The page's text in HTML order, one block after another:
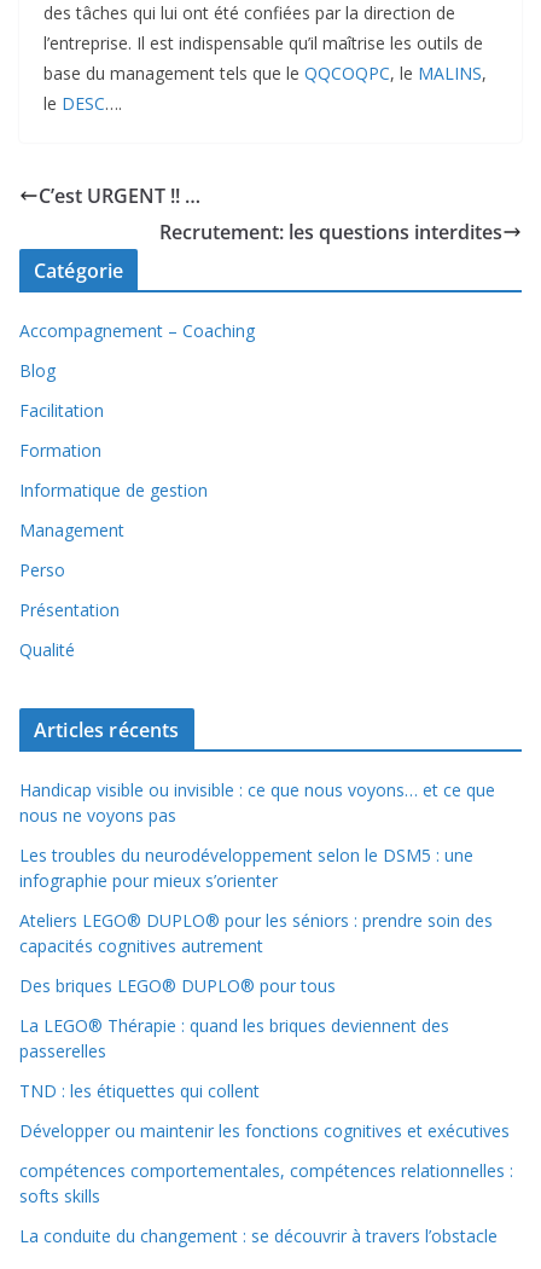
des tâches qui lui ont été confiées par la direction de
l’entreprise. Il est indispensable qu’il maîtrise les outils de
base du management tels que le QQCOQPC, le MALINS,
le DESC….
C’est URGENT !! …
Recrutement: les questions interdites
Catégorie
Accompagnement – Coaching
Blog
Facilitation
Formation
Informatique de gestion
Management
Perso
Présentation
Qualité
Articles récents
Handicap visible ou invisible : ce que nous voyons… et ce que
nous ne voyons pas
Les troubles du neurodéveloppement selon le DSM5 : une
infographie pour mieux s’orienter
Ateliers LEGO® DUPLO® pour les séniors : prendre soin des
capacités cognitives autrement
Des briques LEGO® DUPLO® pour tous
La LEGO® Thérapie : quand les briques deviennent des
passerelles
TND : les étiquettes qui collent
Développer ou maintenir les fonctions cognitives et exécutives
compétences comportementales, compétences relationnelles :
softs skills
La conduite du changement : se découvrir à travers l’obstacle